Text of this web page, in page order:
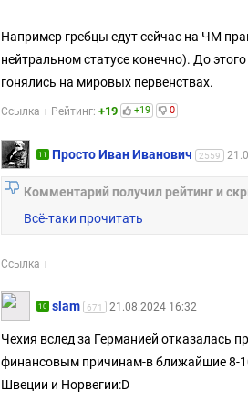
Например гребцы едут сейчас на ЧМ
нейтральном статусе конечно). До
гонялись на мировых первенствах.
Ссылка Рейтинг: +19 +19 0
11 Просто Иван Иванович 2559
Комментарий получил рейтинг и
Всё-таки прочитать
Ссылка
10 slam 671 21.08.2024 16:32
Чехия вслед за Германией отказалась
финансовым причинам-в ближайшие 8-
Швеции и Норвегии:D